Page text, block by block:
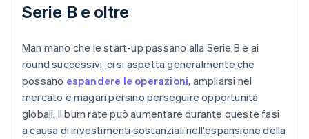
Serie B e oltre
Man mano che le start-up passano alla Serie B e ai
round successivi, ci si aspetta generalmente che
possano espandere le operazioni, ampliarsi nel
mercato e magari persino perseguire opportunità
globali. Il burn rate può aumentare durante queste fasi
a causa di investimenti sostanziali nell'espansione della